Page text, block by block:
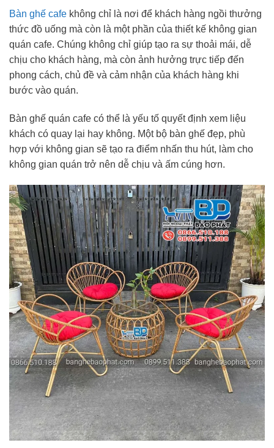
Bàn ghế cafe không chỉ là nơi để khách hàng ngồi thưởng
thức đồ uống mà còn là một phần của thiết kế không gian
quán cafe. Chúng không chỉ giúp tạo ra sự thoải mái, dễ
chịu cho khách hàng, mà còn ảnh hưởng trực tiếp đến
phong cách, chủ đề và cảm nhận của khách hàng khi
bước vào quán.
Bàn ghế quán cafe có thể là yếu tố quyết định xem liệu
khách có quay lại hay không. Một bộ bàn ghế đẹp, phù
hợp với không gian sẽ tạo ra điểm nhấn thu hút, làm cho
không gian quán trở nên dễ chịu và ấm cúng hơn.